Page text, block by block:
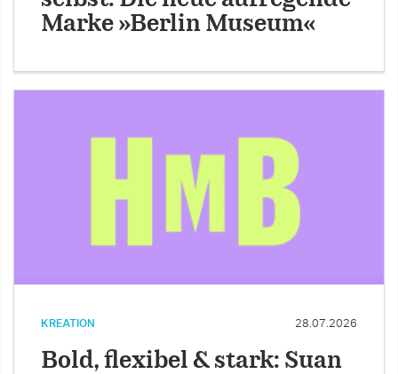
Marke »Berlin Museum«
KREATION 28.07.2026
Bold, flexibel & stark: Suan